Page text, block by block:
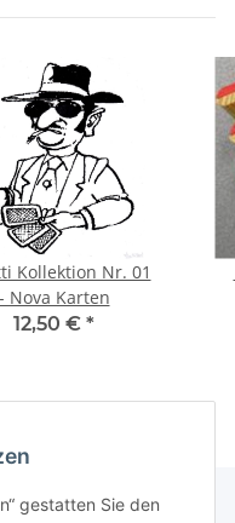
gestatten Sie den
Kollektion Nr. 01
- Nova Karten
12,50 € *